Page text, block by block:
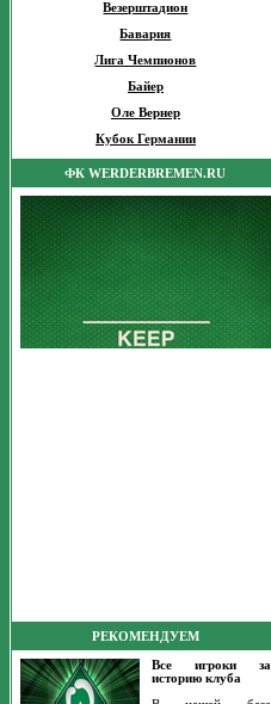
Везерштадион
Бавария
Лига Чемпионов
Байер
Оле Вернер
Кубок Германии
ФК WERDERBREMEN.RU
РЕКОМЕНДУЕМ
Все игроки за
историю клуба